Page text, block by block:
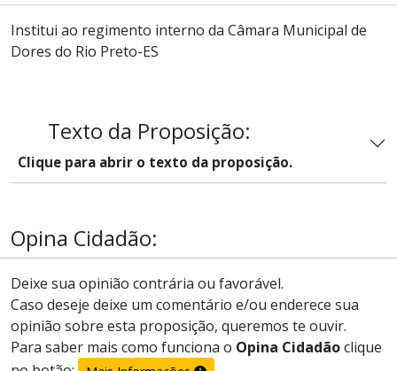
Institui ao regimento interno da Câmara Municipal de
Dores do Rio Preto-ES
Texto da Proposição:
Clique para abrir o texto da proposição.
Opina Cidadão:
Deixe sua opinião contrária ou favorável.
Caso deseje deixe um comentário e/ou enderece sua
opinião sobre esta proposição, queremos te ouvir.
Para saber mais como funciona o Opina Cidadãoclique